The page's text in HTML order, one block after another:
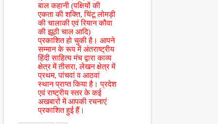
बाल कहानी (पक्षियों की
एकता की शक्ति, चिंटू लोमड़ी
की चालाकी एवं रियान कौवा
की झूठी चाल आदि)
प्रकाशित हो चुकी है। आपने
सम्मान के रूप में अंतराष्ट्रीय
हिंदी साहित्य मंच द्वारा काव्य
क्षेत्र में तीसरा, लेखन क्षेत्र में
प्रथम, पांचवां व आठवां
स्थान प्राप्त किया है। प्रदेश
एवं राष्ट्रीय स्तर के कई
अखबारों में आपकी रचनाएं
प्रकाशित हुई हैं।